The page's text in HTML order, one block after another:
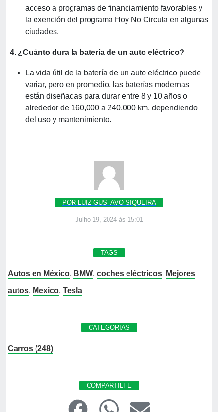
acceso a programas de financiamiento favorables y
la exención del programa Hoy No Circula en algunas
ciudades.
4. ¿Cuánto dura la batería de un auto eléctrico?
La vida útil de la batería de un auto eléctrico puede
variar, pero en promedio, las baterías modernas
están diseñadas para durar entre 8 y 10 años o
alrededor de 160,000 a 240,000 km, dependiendo
del uso y mantenimiento.
POR LUIZ GUSTAVO SIQUEIRA
Julho 19, 2024 às 15:01
TAGS
Autos en México, BMW, coches eléctricos, Mejores
autos, Mexico, Tesla
CATEGORIAS
Carros (248)
COMPARTILHE